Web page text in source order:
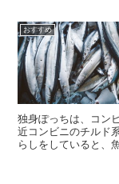
おすすめ
独身ぽっちは、コン
近コンビニのチルド
らしをしていると、